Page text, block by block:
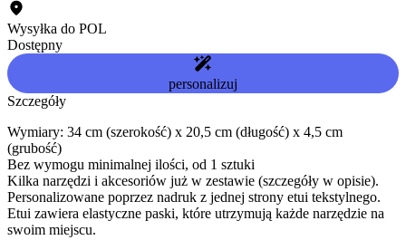
Wysyłka do POL
Dostępny
personalizuj
Szczegóły
Wymiary: 34 cm (szerokość) x 20,5 cm (długość) x 4,5 cm
(grubość)
Bez wymogu minimalnej ilości, od 1 sztuki
Kilka narzędzi i akcesoriów już w zestawie (szczegóły w opisie).
Personalizowane poprzez nadruk z jednej strony etui tekstylnego.
Etui zawiera elastyczne paski, które utrzymują każde narzędzie na
swoim miejscu.